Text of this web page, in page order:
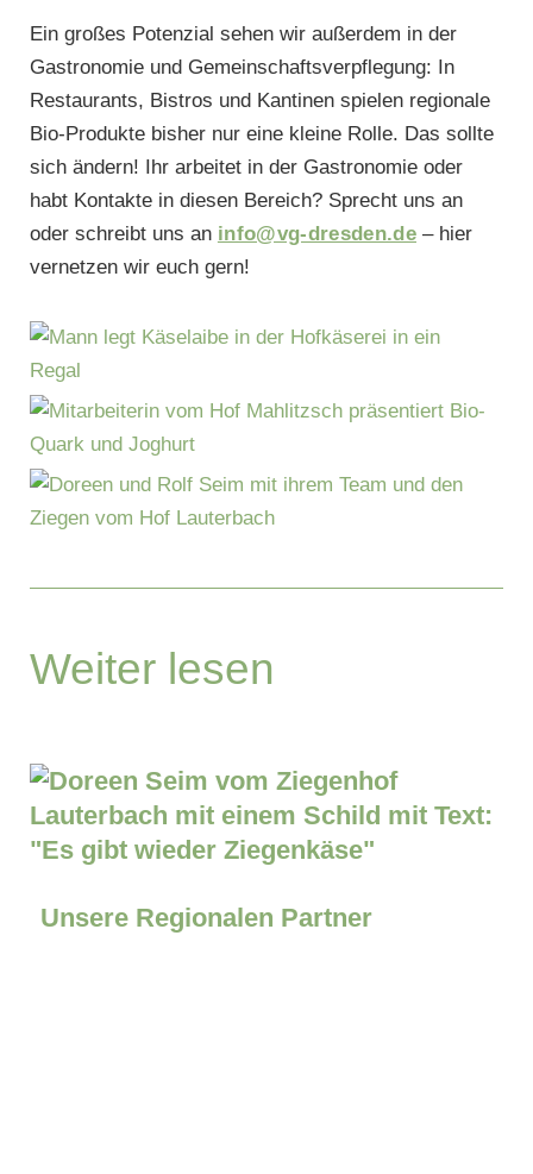
Ein großes Potenzial sehen wir außerdem in der
Gastronomie und Gemeinschaftsverpflegung: In
Restaurants, Bistros und Kantinen spielen regionale
Bio-Produkte bisher nur eine kleine Rolle. Das sollte
sich ändern! Ihr arbeitet in der Gastronomie oder
habt Kontakte in diesen Bereich? Sprecht uns an
oder schreibt uns an info@vg-dresden.de – hier
vernetzen wir euch gern!
Weiter lesen
Unsere Regionalen Partner